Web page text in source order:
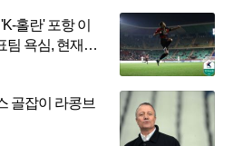
홀란' 포항 이
팀 욕심, 현재에
골잡이 라콩브